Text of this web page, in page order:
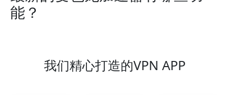
能？
我们精心打造的VPN APP